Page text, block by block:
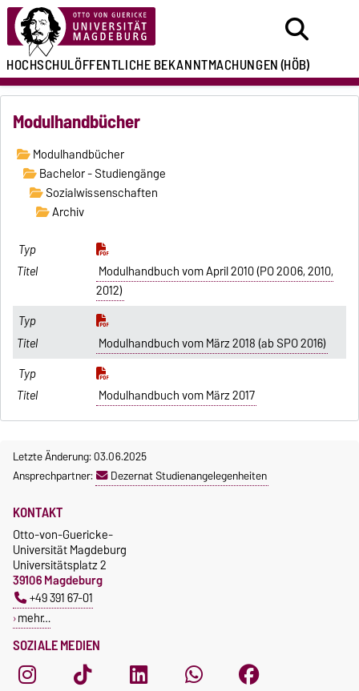
HOCHSCHULÖFFENTLICHEBEKANNTMACHUNGEN(HÖB)
Modulhandbücher
Modulhandbücher
Bachelor - Studiengänge
Sozialwissenschaften
Archiv
Modulhandbuch vom April 2010 (PO 2006, 2010,
2012)
Modulhandbuch vom März 2018 (ab SPO 2016)
Modulhandbuch vom März 2017
Letzte Änderung: 03.06.2025
Ansprechpartner:
Dezernat Studienangelegenheiten
SOZIALE MEDIEN
KONTAKT
Otto-von-Guericke-
Universität Magdeburg
Universitätsplatz 2
39106 Magdeburg
+49 391 67-01
mehr…